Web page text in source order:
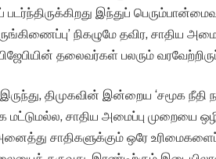
படர்ந்திருக்கிறது இந்துப்
நிகழுமே தவிர, சாதிய
தலைவர்கள் பலரும்
திமுகவின் இன்றைய ‘சமூக நீதி
மட்டுமல்ல, சாதிய அமைப்பு முறையை
சாதிகளுக்கும் ஒரே உரிமைகளைப்